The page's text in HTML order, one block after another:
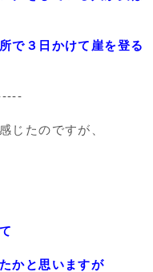
で３日かけて崖を登る
じたのですが、
かと思いますが